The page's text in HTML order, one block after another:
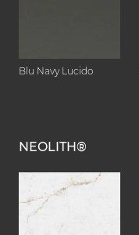
Blu Navy Lucido
NEOLITH®